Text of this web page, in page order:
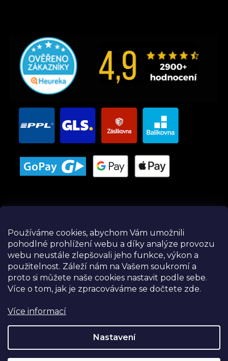
Používáme cookies, abychom Vám umožnili
pohodlné prohlížení webu a díky analýze provozu
webu neustále zlepšovali jeho funkce, výkon a
použitelnost. Záleží nám na Vašem soukromí a
proto si můžete naše cookies nastavit podle sebe.
Více o tom, jak je zpracováváme se dočtete zde.
Více informací
Nastavení
Instagram